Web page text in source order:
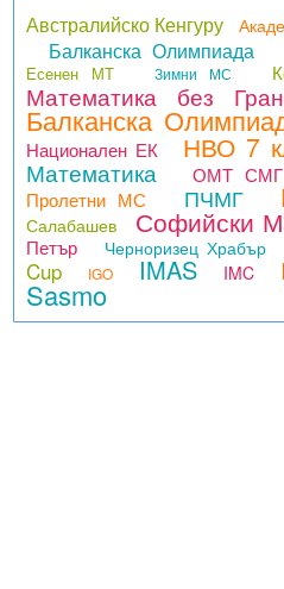
Австралийско Кенгуру
Балканска Олимпиада
Есенен МТ Зимни МС
Математика без
Балканска
Национален ЕК НВО 7
Математика ОМТ СМГ
Пролетни МС ПЧМГ
Салабашев Софийски
Петър
Черноризец Храбър
Cup
IGO IMAS IMC
Sasmo